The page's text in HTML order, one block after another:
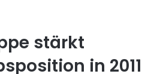
stärkt
in 2011